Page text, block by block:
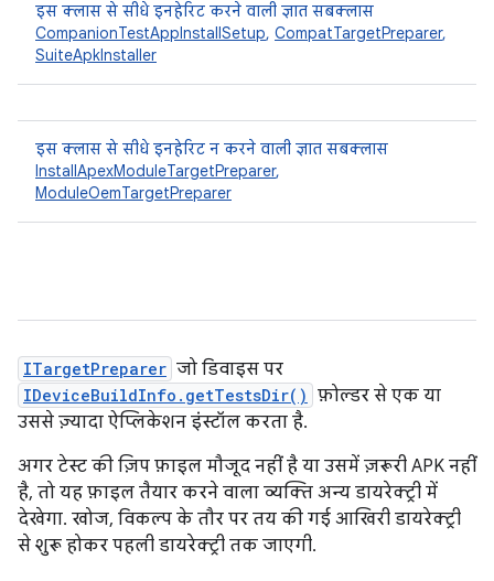
इस क्लास से सीधे इनहेरिट करने वाली ज्ञात सबक्लास
CompanionTestAppInstallSetup, CompatTargetPreparer,
SuiteApkInstaller
इस क्लास से सीधे इनहेरिट न करने वाली ज्ञात सबक्लास
InstallApexModuleTargetPreparer,
ModuleOemTargetPreparer
ITargetPreparer जो डिवाइस पर
IDeviceBuildInfo.getTestsDir() फ़ोल्डर से एक या
उससे ज़्यादा ऐप्लिकेशन इंस्टॉल करता है.
अगर टेस्ट की ज़िप फ़ाइल मौजूद नहीं है या उसमें ज़रूरी APK नहीं
है, तो यह फ़ाइल तैयार करने वाला व्यक्ति अन्य डायरेक्ट्री में
देखेगा. खोज, विकल्प के तौर पर तय की गई आखिरी डायरेक्ट्री
से शुरू होकर पहली डायरेक्ट्री तक जाएगी.